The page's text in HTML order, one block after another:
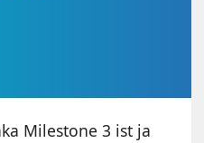
Milestone 3 ist ja